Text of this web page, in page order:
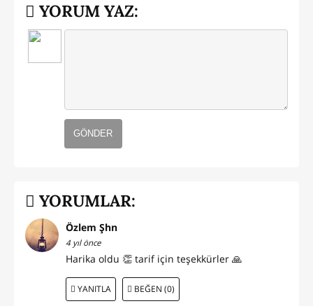
YORUM YAZ:
GÖNDER
YORUMLAR:
Özlem Şhn
4 yıl önce
Harika oldu 👏 tarif için teşekkürler 🙏
YANITLA BEĞEN (0)